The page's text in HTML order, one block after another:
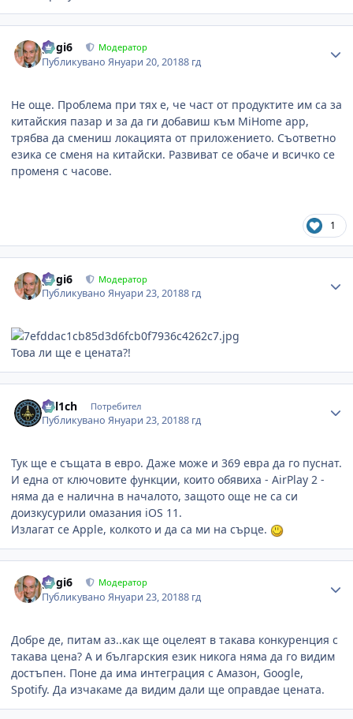
gogi6 Модератор
ПубликуваноЯнуари 20, 20188 гд
Не още. Проблема при тях е, че част от продуктите им са за
китайския пазар и за да ги добавиш към MiHome app,
трябва да смениш локацията от приложението. Съответно
езика се сменя на китайски. Развиват се обаче и всичко се
променя с часове.
1
gogi6 Модератор
ПубликуваноЯнуари 23, 20188 гд
Това ли ще е цената?!
kal1ch Потребител
ПубликуваноЯнуари 23, 20188 гд
Тук ще е същата в евро. Даже може и 369 евра да го пуснат.
И една от ключовите функции, които обявиха - AirPlay 2 -
няма да е налична в началото, защото още не са си
доизкусурили омазания iOS 11.
Излагат се Apple, колкото и да са ми на сърце.
gogi6 Модератор
ПубликуваноЯнуари 23, 20188 гд
Добре де, питам аз..как ще оцелеят в такава конкуренция с
такава цена? А и българския език никога няма да го видим
достъпен. Поне да има интеграция с Амазон, Google,
Spotify. Да изчакаме да видим дали ще оправдае цената.